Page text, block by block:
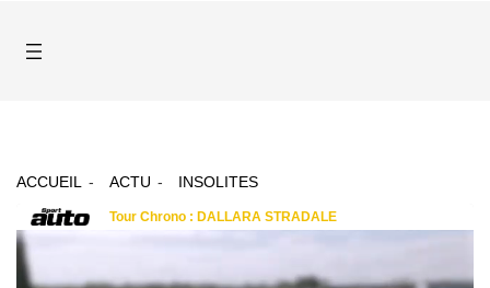
ACCUEIL ACTU INSOLITES